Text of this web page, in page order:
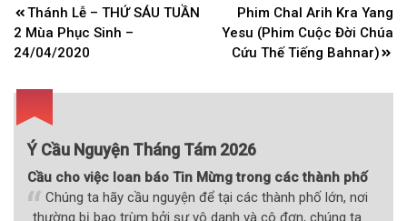
Điều
hướng
bài
Thánh Lễ – THỨ SÁU TUẦN
2 Mùa Phục Sinh –
24/04/2020
Phim Chal Arih Kra Yang
Yesu (Phim Cuộc Đời Chúa
Cứu Thế Tiếng Bahnar)
Ý Cầu Nguyện Tháng Tám 2026
Cầu cho việc loan báo Tin Mừng trong các thành phố
Chúng ta hãy cầu nguyện để tại các thành phố lớn, nơi
thường bị bao trùm bởi sự vô danh và cô đơn, chúng ta